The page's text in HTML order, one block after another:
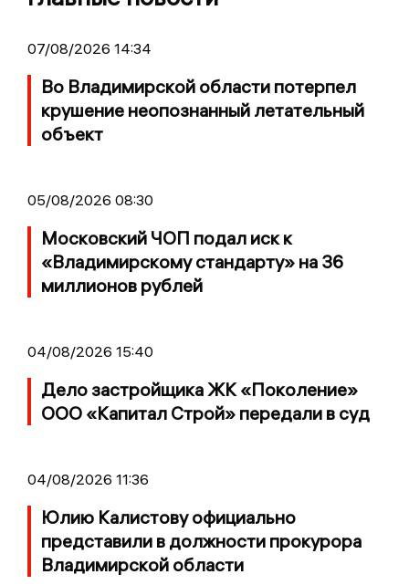
07/08/2026 14:34
Во Владимирской области потерпел
крушение неопознанный летательный
объект
05/08/2026 08:30
Московский ЧОП подал иск к
«Владимирскому стандарту» на 36
миллионов рублей
04/08/2026 15:40
Дело застройщика ЖК «Поколение»
ООО «Капитал Строй» передали в суд
04/08/2026 11:36
Юлию Калистову официально
представили в должности прокурора
Владимирской области